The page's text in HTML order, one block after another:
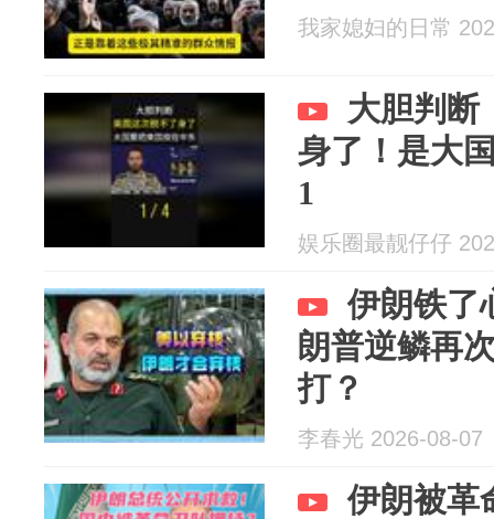
我家媳妇的日常
大胆判断
身了！是大
1
娱乐圈最靓仔仔
伊朗铁了
朗普逆鳞再
打？
李春光 2026-08-07
伊朗被革